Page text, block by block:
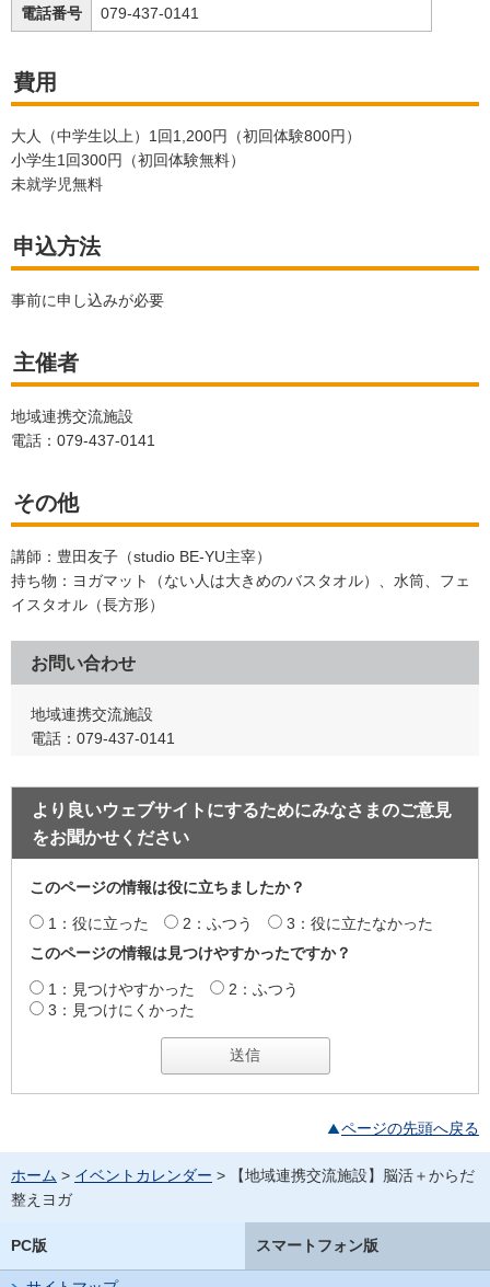
電話番号 079-437-0141
費用
大人（中学生以上）1回1,200円（初回体験800円）
小学生1回300円（初回体験無料）
未就学児無料
申込方法
事前に申し込みが必要
主催者
地域連携交流施設
電話：079-437-0141
その他
講師：豊田友子（studio BE-YU主宰）
持ち物：ヨガマット（ない人は大きめのバスタオル）、水筒、フェ
イスタオル（長方形）
お問い合わせ
地域連携交流施設
電話：079-437-0141
より良いウェブサイトにするためにみなさまのご意見
をお聞かせください
このページの情報は役に立ちましたか？
1：役に立った 2：ふつう
3：役に立たなかった
このページの情報は見つけやすかったですか？
1：見つけやすかった
2：ふつう
3：見つけにくかった
ページの先頭へ戻る
ホーム > イベントカレンダー > 【地域連携交流施設】脳活＋からだ
整えヨガ
PC版 スマートフォン版